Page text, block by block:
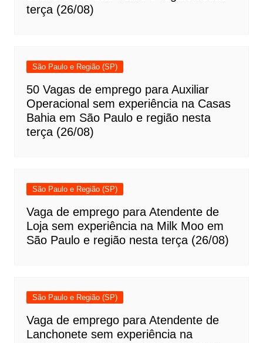
terça (26/08)
São Paulo e Região (SP)
50 Vagas de emprego para Auxiliar
Operacional sem experiência na Casas
Bahia em São Paulo e região nesta
terça (26/08)
São Paulo e Região (SP)
Vaga de emprego para Atendente de
Loja sem experiência na Milk Moo em
São Paulo e região nesta terça (26/08)
São Paulo e Região (SP)
Vaga de emprego para Atendente de
Lanchonete sem experiência na